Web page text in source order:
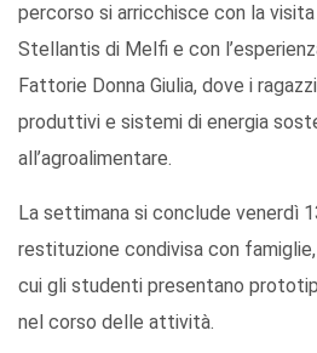
percorso si arricchisce con la
Stellantis di Melfi e con
Fattorie Donna Giulia, dove i
produttivi e sistemi di energia
all’agroalimentare.
La settimana si conclude venerdì
restituzione condivisa con
cui gli studenti presentano
nel corso delle attività.